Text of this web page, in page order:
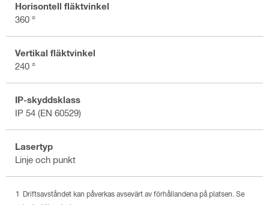
Horisontell fläktvinkel
360 °
Vertikal fläktvinkel
240 °
IP-skyddsklass
IP 54 (EN 60529)
Lasertyp
Linje och punkt
Driftsavståndet kan påverkas avsevärt av förhållandena på platsen. Se